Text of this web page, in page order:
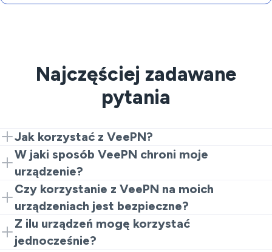
Najczęściej zadawane
pytania
Jak korzystać z VeePN?
Wystarczy kilka kroków, aby zacząć korzystać z
VeePN:
Załóżkonto VeePN.
Pobierz i zainstaluj VeePN na swoim urządzeniu.
Zaloguj się do swojego konta.
Włącz VPN klikając
W jaki sposób VeePN chroni moje
urządzenie?
VeePN zapewnia bezpieczeństwo Twojego
urządzenia dzięki następującym funkcjom:
SzyfrowanieTwoich danych metodą AES-256
UkrycieTwojego prawdziwego adresu IP
Czy korzystanie z VeePN na moich
urządzeniach jest bezpieczne?
Tak, VeePN nigdy nie wyciekł ani nie naruszył danych
użytkowników. Nasza usługa ściśle przestrzega
Z ilu urządzeń mogę korzystać
jednocześnie?